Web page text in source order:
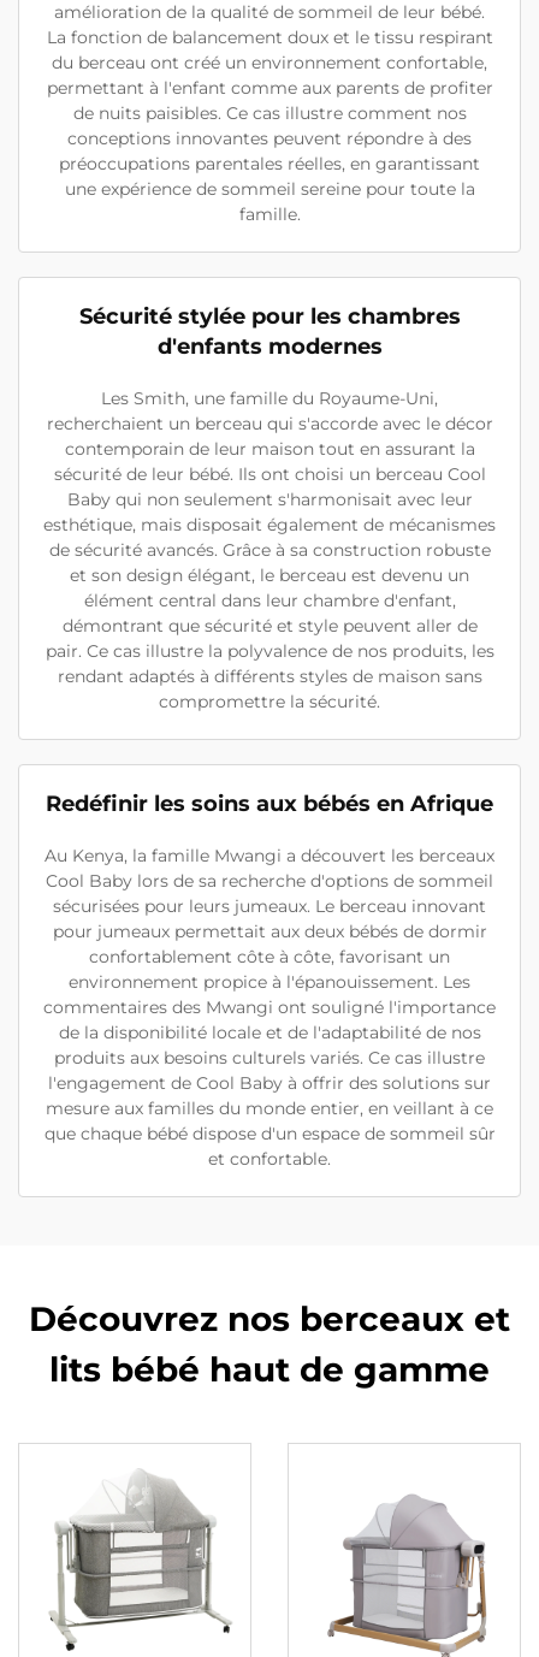
amélioration de la qualité de sommeil de leur bébé.
La fonction de balancement doux et le tissu respirant
du berceau ont créé un environnement confortable,
permettant à l'enfant comme aux parents de profiter
de nuits paisibles. Ce cas illustre comment nos
conceptions innovantes peuvent répondre à des
préoccupations parentales réelles, en garantissant
une expérience de sommeil sereine pour toute la
famille.
Sécurité stylée pour les chambres
d'enfants modernes
Les Smith, une famille du Royaume-Uni,
recherchaient un berceau qui s'accorde avec le décor
contemporain de leur maison tout en assurant la
sécurité de leur bébé. Ils ont choisi un berceau Cool
Baby qui non seulement s'harmonisait avec leur
esthétique, mais disposait également de mécanismes
de sécurité avancés. Grâce à sa construction robuste
et son design élégant, le berceau est devenu un
élément central dans leur chambre d'enfant,
démontrant que sécurité et style peuvent aller de
pair. Ce cas illustre la polyvalence de nos produits, les
rendant adaptés à différents styles de maison sans
compromettre la sécurité.
Redéfinir les soins aux bébés en Afrique
Au Kenya, la famille Mwangi a découvert les berceaux
Cool Baby lors de sa recherche d'options de sommeil
sécurisées pour leurs jumeaux. Le berceau innovant
pour jumeaux permettait aux deux bébés de dormir
confortablement côte à côte, favorisant un
environnement propice à l'épanouissement. Les
commentaires des Mwangi ont souligné l'importance
de la disponibilité locale et de l'adaptabilité de nos
produits aux besoins culturels variés. Ce cas illustre
l'engagement de Cool Baby à offrir des solutions sur
mesure aux familles du monde entier, en veillant à ce
que chaque bébé dispose d'un espace de sommeil sûr
et confortable.
Découvrez nos berceaux et
lits bébé haut de gamme